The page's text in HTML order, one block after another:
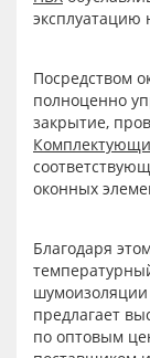
эксплуатацию
Посредством
полноценно
закрытие,
оконных
Благодаря
предлагает
по оптовым